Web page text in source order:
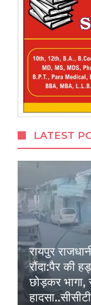
LATEST
रायपुर
रौंदा:पैर की
छोड़कर